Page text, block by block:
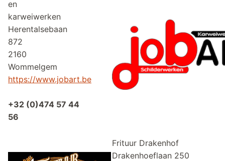
en
karweiwerken
Herentalsebaan
872
2160
Wommelgem
https://www.jobart.be
+32 (0)474 57 44
56
Frituur
Drakenhoeflaan